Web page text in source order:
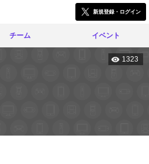
新規登録・ログイン
チーム イベント
1323